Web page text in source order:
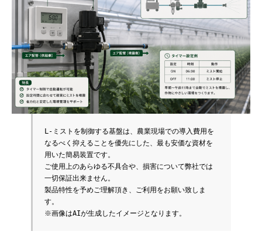
L-ミストを制御する基盤は、農業現場での導入費用を
なるべく抑えることを優先にした、最も安価な資材を
用いた簡易装置です。
ご使用上のあらゆる不具合や、損害について弊社では
一切保証出来ません。
製品特性を予めご理解頂き、ご利用をお願い致しま
す。
※画像はAIが生成したイメージとなります。